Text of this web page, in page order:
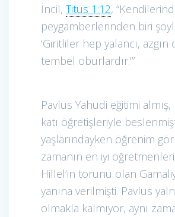
İncil, Titus 1:12,
peygamberlerinden biri
‘Giritliler hep yalancı, azgın
tembel oburlardır.'”
Pavlus Yahudi eğitimi
katı öğretişleriyle
yaşlarındayken öğrenim
zamanın en iyi
Hillel’in torunu olan
yanına verilmişti. Pavlus
olmakla kalmıyor, aynı